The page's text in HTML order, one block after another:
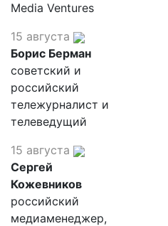
Media Ventures
15 августа
Борис Берман
советский и
российский
тележурналист и
телеведущий
15 августа
Сергей
Кожевников
российский
медиаменеджер,